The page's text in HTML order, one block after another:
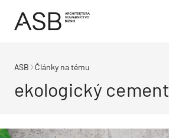
ASB Články na tému
ekologický cement